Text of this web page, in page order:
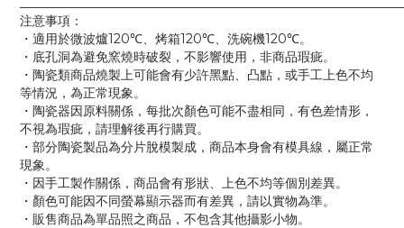
注意事項：
・適用於微波爐120℃、烤箱120℃、洗碗機120℃。
・底孔洞為避免窯燒時破裂，不影響使用，非商品瑕疵。
・陶瓷類商品燒製上可能會有少許黑點、凸點，或手工上色不均
等情況，為正常現象。
・陶瓷器因原料關係，每批次顏色可能不盡相同，有色差情形，
不視為瑕疵，請理解後再行購買。
・部分陶瓷製品為分片脫模製成，商品本身會有模具線，屬正常
現象。
・因手工製作關係，商品會有形狀、上色不均等個別差異。
・顏色可能因不同螢幕顯示器而有差異，請以實物為準。
・販售商品為單品照之商品，不包含其他攝影小物。